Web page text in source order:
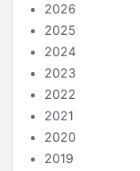
2026
2025
2024
2023
2022
2021
2020
2019